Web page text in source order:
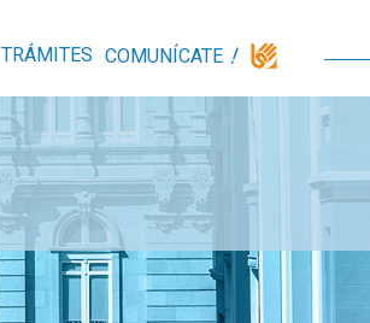
TRÁMITES COMUNÍCATE